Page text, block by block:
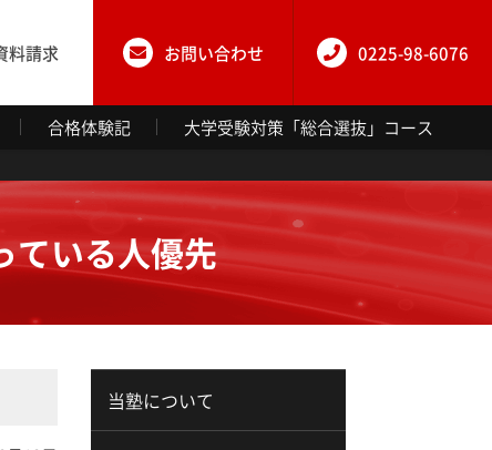
料請求 お問い合わせ 0225-98-6076
合格体験記 大学受験対策「総合選抜」コース
ている人優先
当塾について